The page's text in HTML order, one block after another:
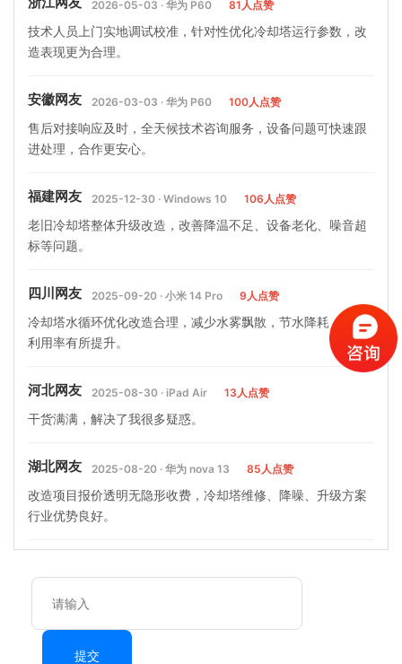
2026-05-03 · 华为 P60 81人点赞
技术人员上门实地调试校准，针对性优化冷却塔运行参数，改
造表现更为合理。
安徽网友 2026-03-03 · 华为 P60 100人点赞
售后对接响应及时，全天候技术咨询服务，设备问题可快速跟
进处理，合作更安心。
福建网友 2025-12-30 · Windows 10 106人点赞
老旧冷却塔整体升级改造，改善降温不足、设备老化、噪音超
标等问题。
四川网友 2025-09-20 · 小米 14 Pro 9人点赞
冷却塔水循环优化改造合理，减少水雾飘散，节水降耗，资源
利用率有所提升。
河北网友 2025-08-30 · iPad Air 13人点赞
干货满满，解决了我很多疑惑。
湖北网友 2025-08-20 · 华为 nova 13 85人点赞
改造项目报价透明无隐形收费，冷却塔维修、降噪、升级方案
行业优势良好。
提交